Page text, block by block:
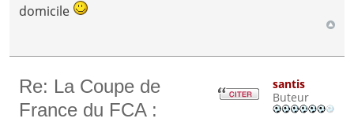
domicile
Re: La Coupe de
France du FCA :
santis
Buteur